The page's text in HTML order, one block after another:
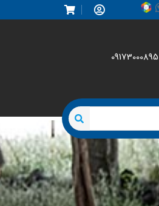
09173000895